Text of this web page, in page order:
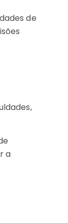
de
a